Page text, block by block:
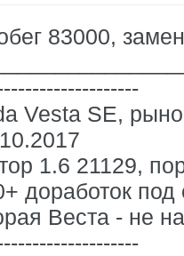
83000,
Vesta SE,
1.6 21129,
доработок под
Веста - не